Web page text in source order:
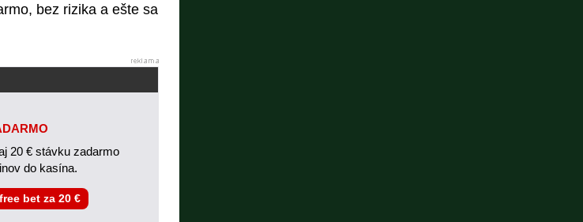
bez rizika a ešte sa
20 € stávku zadarmo
do kasína.
bet za 20 €